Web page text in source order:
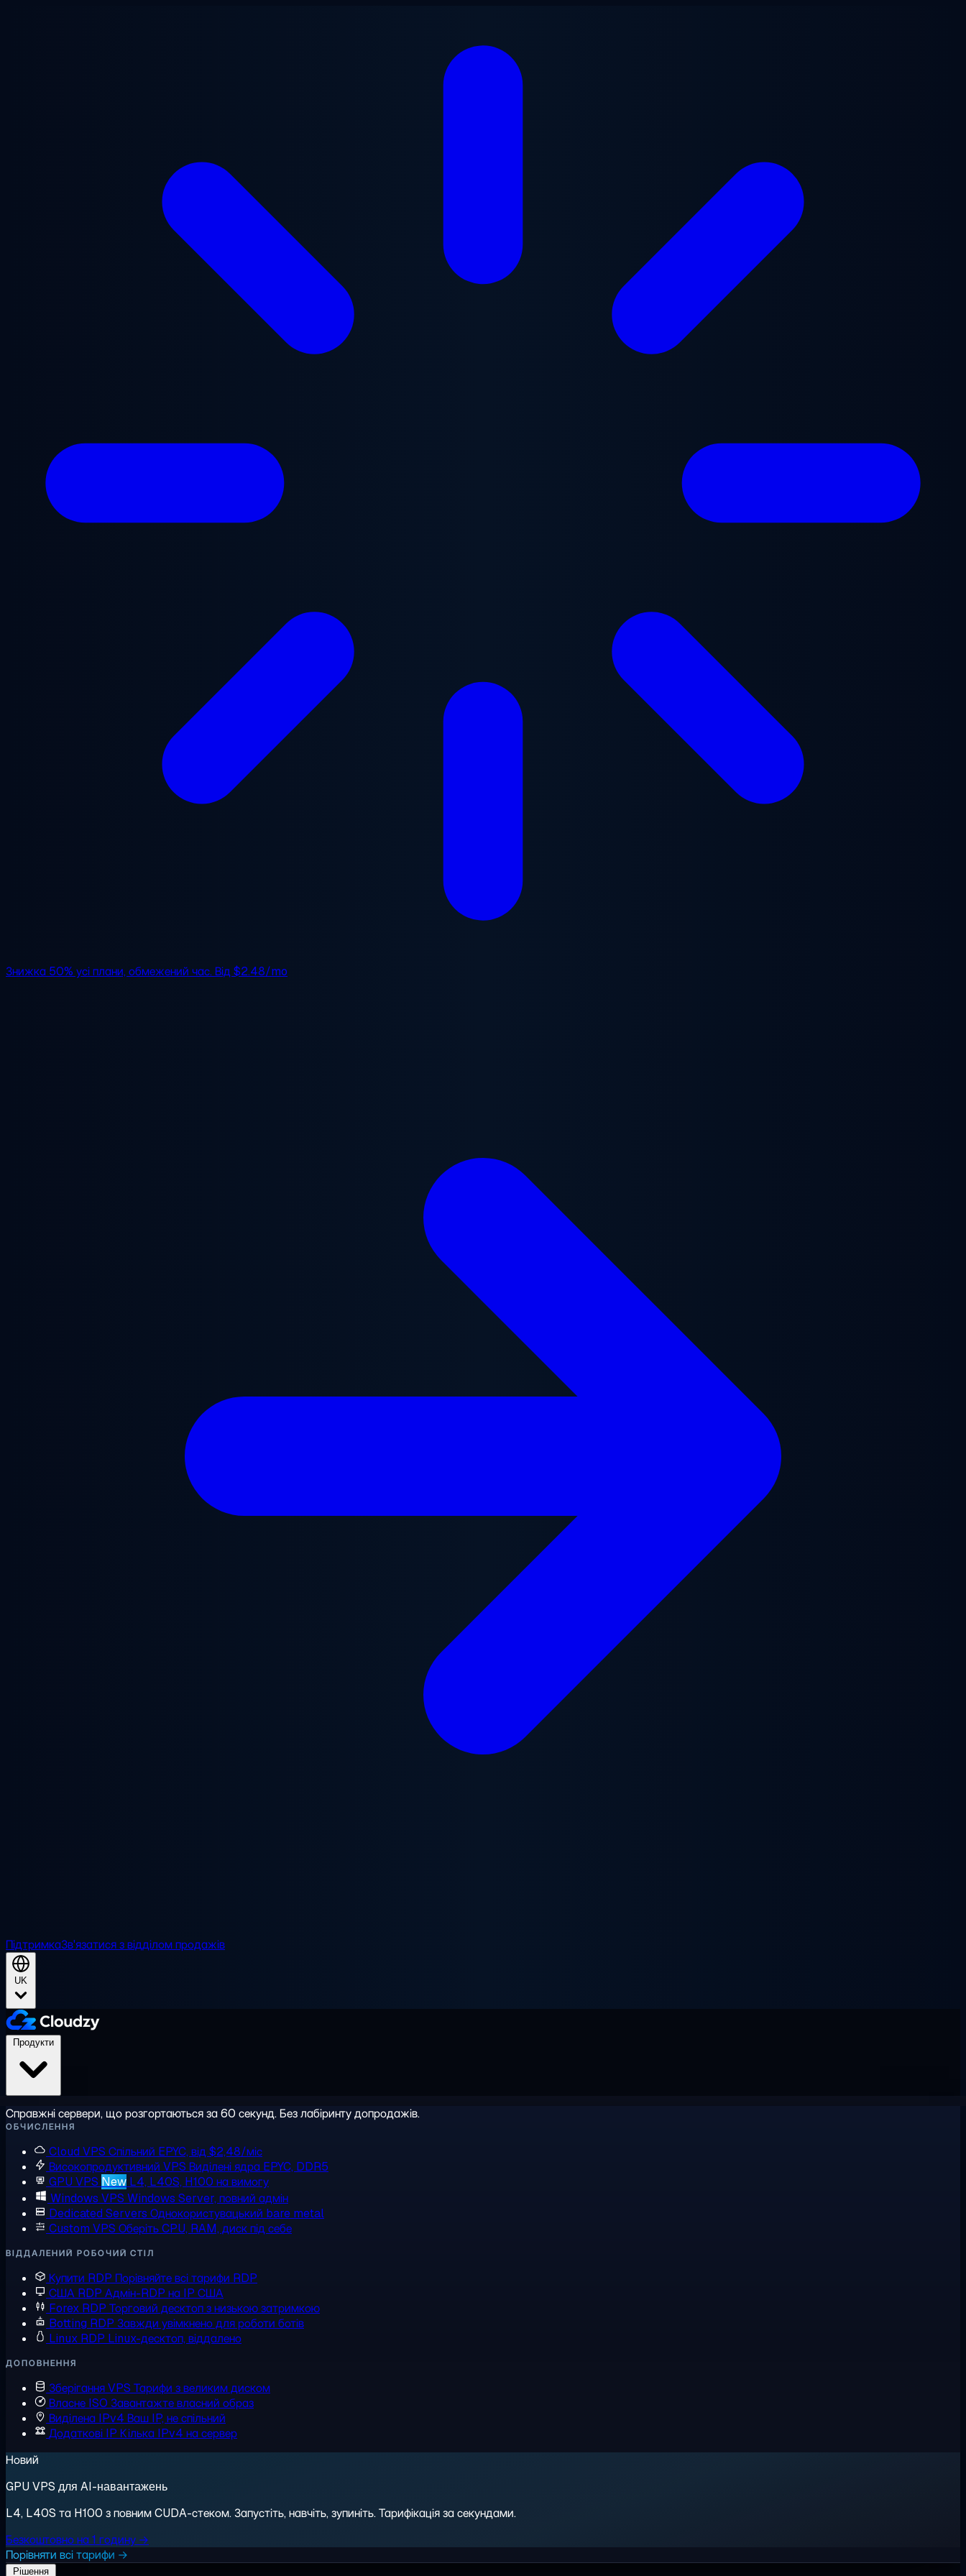
Знижка 50% усі плани, обмежений час. Від$2.48/mo
ПідтримкаЗв'язатися з відділом продажів
UK
Справжні сервери, що розгортаються за 60 секунд. Без лабіринту допродажів.
ОБЧИСЛЕННЯ
Cloud VPS Спільний EPYC, від $2,48/міс
Високопродуктивний VPS Виділені ядра EPYC, DDR5
GPU VPS New L4, L40S, H100 на вимогу
Windows VPS Windows Server, повний адмін
Dedicated Servers Однокористувацький bare metal
Custom VPS Оберіть CPU, RAM, диск під себе
ВІДДАЛЕНИЙ РОБОЧИЙ СТІЛ
Купити RDP Порівняйте всі тарифи RDP
США RDP Адмін-RDP на IP США
Forex RDP Торговий десктоп з низькою затримкою
Botting RDP Завжди увімкнено для роботи ботів
Linux RDP Linux-десктоп, віддалено
ДОПОВНЕННЯ
Зберігання VPS Тарифи з великим диском
Власне ISO Завантажте власний образ
Виділена IPv4 Ваш IP, не спільний
Додаткові IP Кілька IPv4 на сервер
Новий
GPU VPS для AI-навантажень
L4, L40S та H100 з повним CUDA-стеком. Запустіть, навчіть, зупиніть. Тарифікація за секундами.
Безкоштовно на 1 годину →
Порівняти всі тарифи →